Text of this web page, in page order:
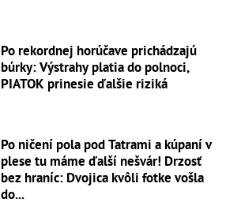
Po rekordnej horúčave prichádzajú
búrky: Výstrahy platia do polnoci,
PIATOK prinesie ďalšie riziká
Po ničení pola pod Tatrami a kúpaní v
plese tu máme ďalší nešvár! Drzosť
bez hraníc: Dvojica kvôli fotke vošla
do...